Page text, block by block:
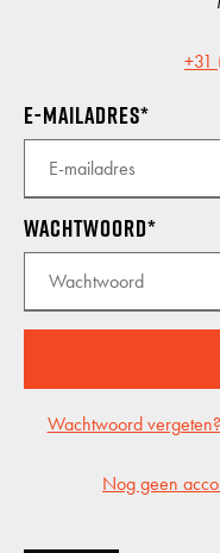
ENGINEERING
INCENTIVES
GP CARS
SHOWROOM
KALENDER
+31
E-mailadres
Wachtwoord
Wachtwoord
Nog geen